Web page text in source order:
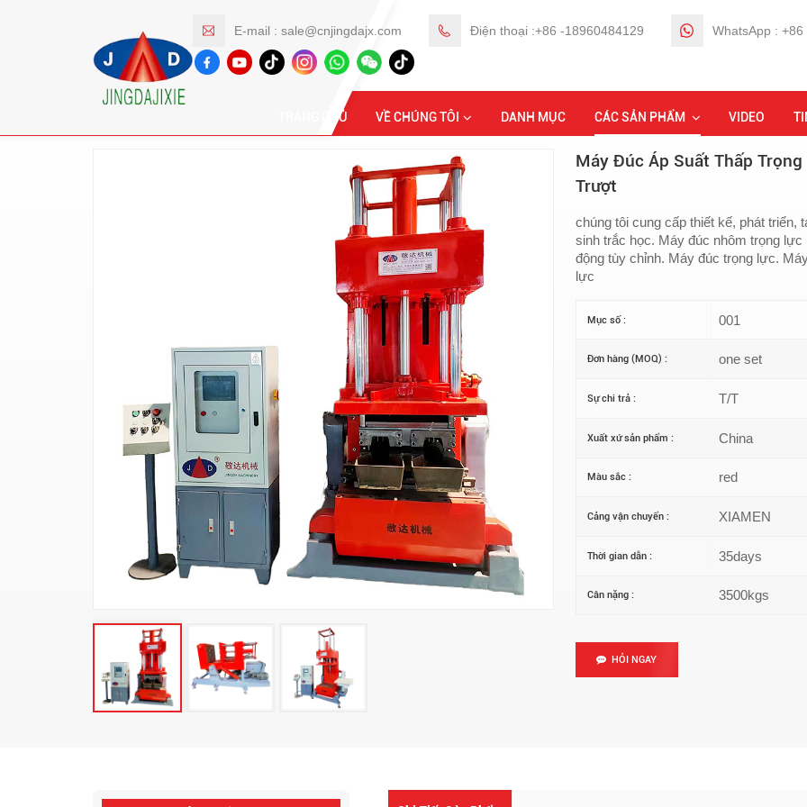
E-mail : sale@cnjingdajx.com Điện thoại :+86 -18960484129 WhatsApp :
TRANG CHỦ VỀ CHÚNG TÔI DANH MỤC CÁC SẢN PHẨM VIDEO
Các Sản Phẩm Trang chủ Máy đúc nhôm trọng lực
Máy Đúc Áp Suất Thấp Trọng
Trượt
chúng tôi cung cấp thiết kế, phát triển,
sinh trắc học. Máy đúc nhôm trọng
động tùy chỉnh. Máy đúc trọng lực.
lực
Mục số : 001
Đơn hàng (MOQ) : one set
Sự chi trả : T/T
Xuất xứ sản phẩm : China
Màu sắc : red
Cảng vận chuyển : XIAMEN
Thời gian dẫn : 35days
Cân nặng : 3500kgs
HỎI NGAY